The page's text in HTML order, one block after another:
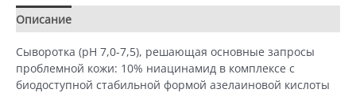
кожи
с
(30
мл)
Описание
Сыворотка (pH 7,0-7,5), решающая основные запросы
проблемной кожи: 10% ниацинамид в комплексе с
биодоступной стабильной формой азелаиновой кислоты